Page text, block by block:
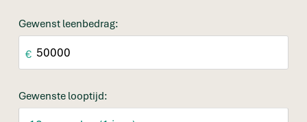
Gewenst leenbedrag:
€
Gewenste looptijd: